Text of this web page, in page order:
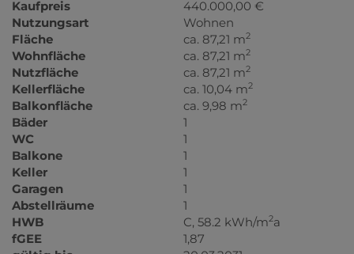
Kaufpreis
440.000,00 €
Nutzungsart
Wohnen
Fläche
ca. 87,21 m2
Wohnfläche ca. 87,21 m2
Nutzfläche ca. 87,21 m2
Kellerfläche ca. 10,04 m2
Balkonfläche ca. 9,98 m2
Bäder
1
WC
1
Balkone
1
Keller
1
Garagen
1
Abstellräume
1
HWB
C, 58.2 kWh/m2a
fGEE
1,87